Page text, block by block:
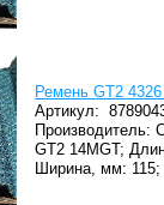
Ремень GT2
Артикул:
Производитель:
GT2 14MGT;
Ширина, мм: 115;